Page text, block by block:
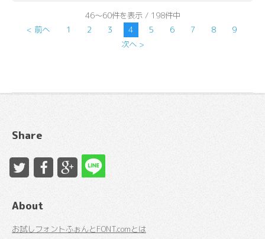
46～60件を表示 / 198件中
< 前へ
1 2 3 4 5 6 7 8
9
次へ >
Share
About
お試しフォントふぉんとFONT.comとは